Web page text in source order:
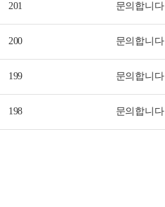
201 문의합니다
200 문의합니다
199 문의합니다
198 문의합니다